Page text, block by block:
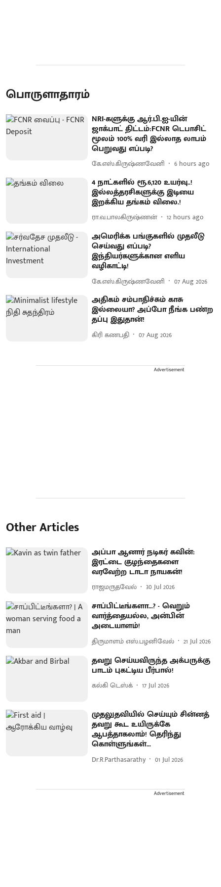
பொருளாதாரம்
NRI-களுக்கு ஆர்.பி.ஐ-யின்
ஜாக்பாட் திட்டம்:FCNR டெபாசிட்
மூலம் 100% வரி இல்லாத லாபம்
பெறுவது எப்படி?
கே.எஸ்.கிருஷ்ணவேனி 6 hours ago
4 நாட்களில் ரூ.6,120 உயர்வு..!
இல்லத்தரசிகளுக்கு இடியை
இறக்கிய தங்கம் விலை.!
ரா.வ.பாலகிருஷ்ணன் 12 hours ago
அமெரிக்க பங்குகளில் முதலீடு
செய்வது எப்படி?
இந்தியர்களுக்கான எளிய
வழிகாட்டி!
கே.எஸ்.கிருஷ்ணவேனி 07 Aug 2026
அதிகம் சம்பாதிச்சும் காசு
இல்லையா? அப்போ நீங்க பண்ற
தப்பு இதுதான்!
கிரி கணபதி 07 Aug 2026
Advertisement
Other Articles
அப்பா ஆனார் நடிகர் கவின்:
இரட்டை குழந்தைகளை
வரவேற்ற டாடா நாயகன்!
ராஜமருதவேல் 30 Jul 2026
சாப்பிட்டீங்களா...? - வெறும்
வார்த்தையல்ல, அன்பின்
அடையாளம்!
திருமாளம் எஸ்.பழனிவேல் 21 Jul 2026
தவறு செய்யவிருந்த அக்பருக்கு
பாடம் புகட்டிய பீர்பால்!
கல்கி டெஸ்க் 17 Jul 2026
முதலுதவியில் செய்யும் சின்னத்
தவறு கூட உயிருக்கே
ஆபத்தாகலாம்! தெரிந்து
கொள்ளுங்கள்...
Dr.R.Parthasarathy 01 Jul 2026
Advertisement